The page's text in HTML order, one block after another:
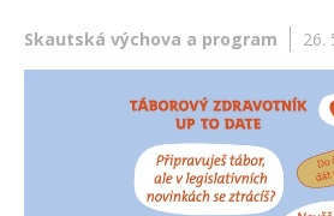
Skautská výchova a program 26.